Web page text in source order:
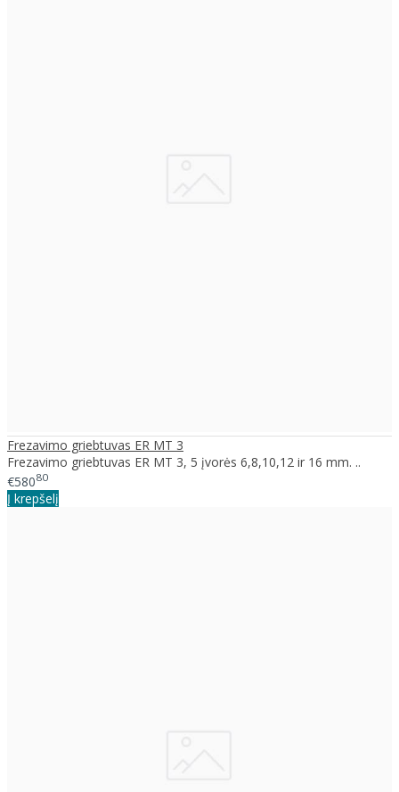
Frezavimo griebtuvas ER MT 3
Frezavimo griebtuvas ER MT 3, 5 įvorės 6,8,10,12 ir 16 mm. ..
€58080
Į krepšelį